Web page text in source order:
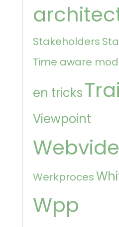
Stakeholders
Time aware
en tricks
Viewpoint
Werkproces
Wpp